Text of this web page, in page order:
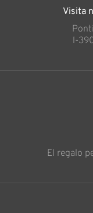
Visita
l-
El regalo